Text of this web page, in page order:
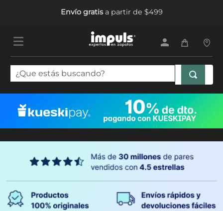
Envío gratisa partir de $499
¿Que estás buscando?
1.
tenis mujer
botas mujer
5. tenis